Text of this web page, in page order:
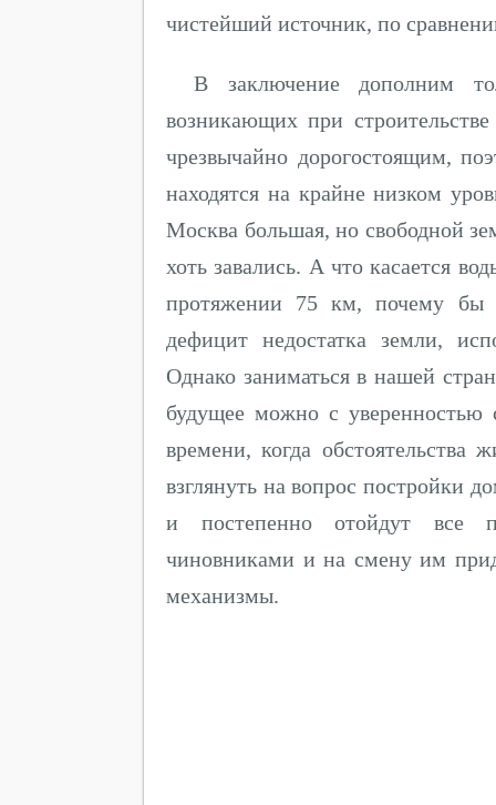
чистейший источник, по
В заключение дополним
возникающих при
чрезвычайно дорогостоящим,
находятся на крайне низком
Москва большая, но свободной
хоть завались. А что касается
протяжении 75 км, почему бы
дефицит недостатка земли,
Однако заниматься в нашей
будущее можно с уверенностью
времени, когда обстоятельства
взглянуть на вопрос постройки
и постепенно отойдут все
чиновниками и на смену им
механизмы.